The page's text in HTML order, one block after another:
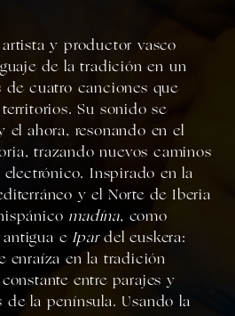
artista y productor vasco
de la tradición en un
de cuatro canciones que
Su sonido se
el ahora, resonando en el
trazando nuevos caminos
Inspirado en la
y el Norte de Iberia
madína, como
e Ipardel euskera:
enraíza en la tradición
entre parajes y
de la península. Usando la